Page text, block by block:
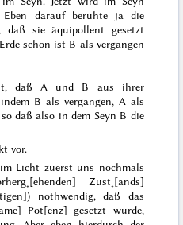
darauf beruhte ja die
daß sie äquipollent gesetzt
Erde schon ist B als vergangen
daß A und B aus ihrer
B als vergangen, A als
daß also in dem Seyn B die
vor.
Licht zuerst uns nochmals
Zust˖[ands]
nothwendig, daß das
Pot[enz] gesetzt wurde,